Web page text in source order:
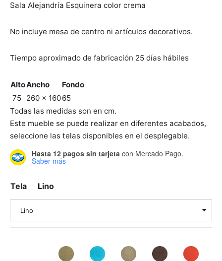
Sala Alejandría Esquinera color crema
No incluye mesa de centro ni artículos decorativos.
Tiempo aproximado de fabricación 25 días hábiles
AltoAncho
Fondo
75 260 x 16065
Todas las medidas son en cm.
Este mueble se puede realizar en diferentes acabados,
seleccione las telas disponibles en el desplegable.
Hasta 12 pagos sin tarjeta con Mercado Pago.
Saber más
Tela Lino
Lino